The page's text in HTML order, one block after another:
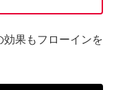
効果もフローインを